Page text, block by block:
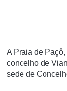
A Praia de
concelho de
sede de